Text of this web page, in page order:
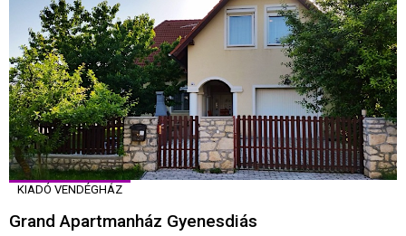
KIADÓ VENDÉGHÁZ
Grand Apartmanház Gyenesdiás